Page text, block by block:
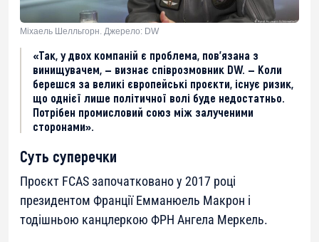
Міхаель Шелльгорн. Джерело: DW
«Так, у двох компаній є проблема, пов’язана з
винищувачем, — визнає співрозмовник DW. — Коли
берешся за великі європейські проєкти, існує ризик,
що однієї лише політичної волі буде недостатньо.
Потрібен промисловий союз між залученими
сторонами».
Суть суперечки
Проєкт FCAS започатковано у 2017 році
президентом Франції Емманюель Макрон і
тодішньою канцлеркою ФРН Ангела Меркель.